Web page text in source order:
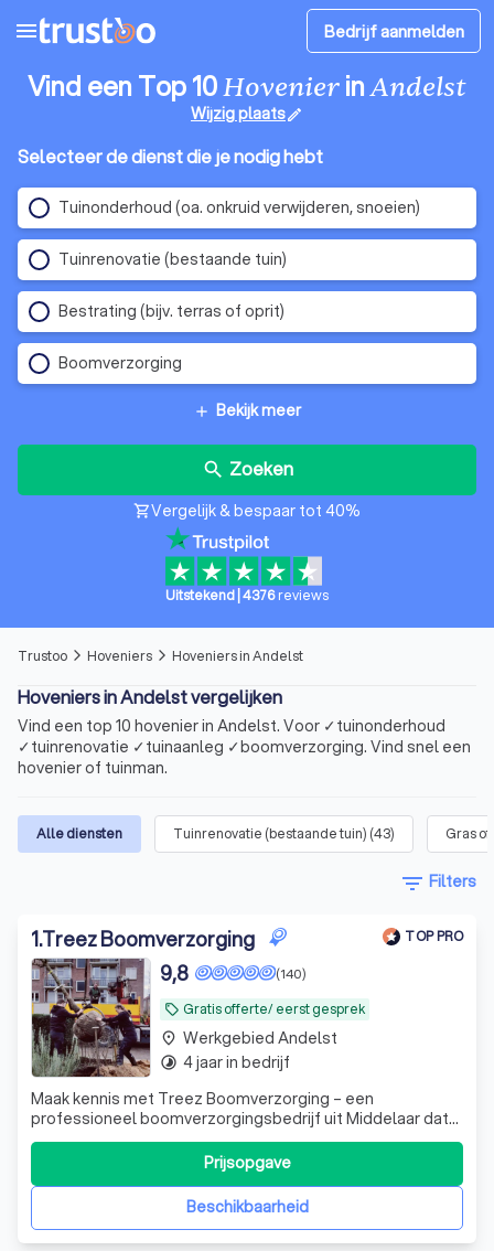
menu Bedrijf aanmelden
Vind een Top 10HovenierinAndelst
Wijzig plaatsedit
Selecteer de dienst die je nodig hebt
Tuinonderhoud (oa. onkruid verwijderen, snoeien)
Tuinrenovatie (bestaande tuin)
Bestrating (bijv. terras of oprit)
Boomverzorging
add Bekijk meer
search Zoeken
shopping_cartVergelijk & bespaar tot 40%
Uitstekend 4376reviews
Trustoo arrow_forward_ios Hoveniers arrow_forward_ios Hoveniers in Andelst
Hoveniers in Andelst vergelijken
Vind een top 10 hovenier in Andelst. Voor ✓tuinonderhoud
✓tuinrenovatie ✓tuinaanleg ✓boomverzorging. Vind snel een
hovenier of tuinman.
Alle diensten Tuinrenovatie (bestaande tuin) (43) Gras
filter_list Filters
1.Treez Boomverzorging TOP PRO
local_offer Gratis offerte/ eerst gesprek
(140)
9,8
Maak kennis met Treez Boomverzorging – een
professioneel boomverzorgingsbedrijf uit Middelaar dat
zich toelegt op het onderhoud en beheer van bomen. ✔
Vakkundig snoeien ✔ Deskundig advies ✔ Aanplant van
jonge bomen ✔ Boomverankering ✔ Veilig en efficiënt
kappen en rooien Of het nu gaat om particul
Beschikbaarheid
Prijsopgave
place Werkgebied Andelst
timelapse 4 jaar in bedrijf